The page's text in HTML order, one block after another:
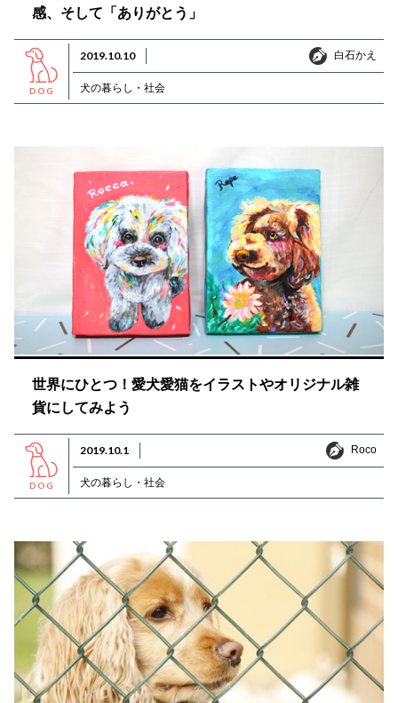
感、そして「ありがとう」
DOG
2019.10.10 白石かえ
白石かえ
犬の暮らし・社会
世界にひとつ！愛犬愛猫をイラストやオリジナル雑
貨にしてみよう
DOG
2019.10.1 Roco
Roco
犬の暮らし・社会